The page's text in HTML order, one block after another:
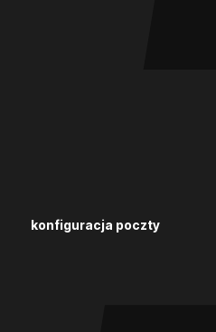
konfiguracja poczty